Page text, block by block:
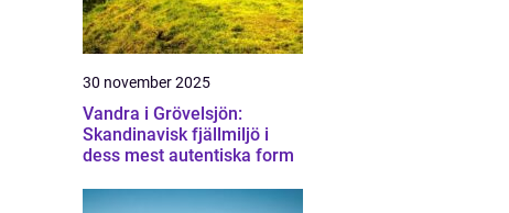
30 november 2025
Vandra i Grövelsjön:
Skandinavisk fjällmiljö i
dess mest autentiska form